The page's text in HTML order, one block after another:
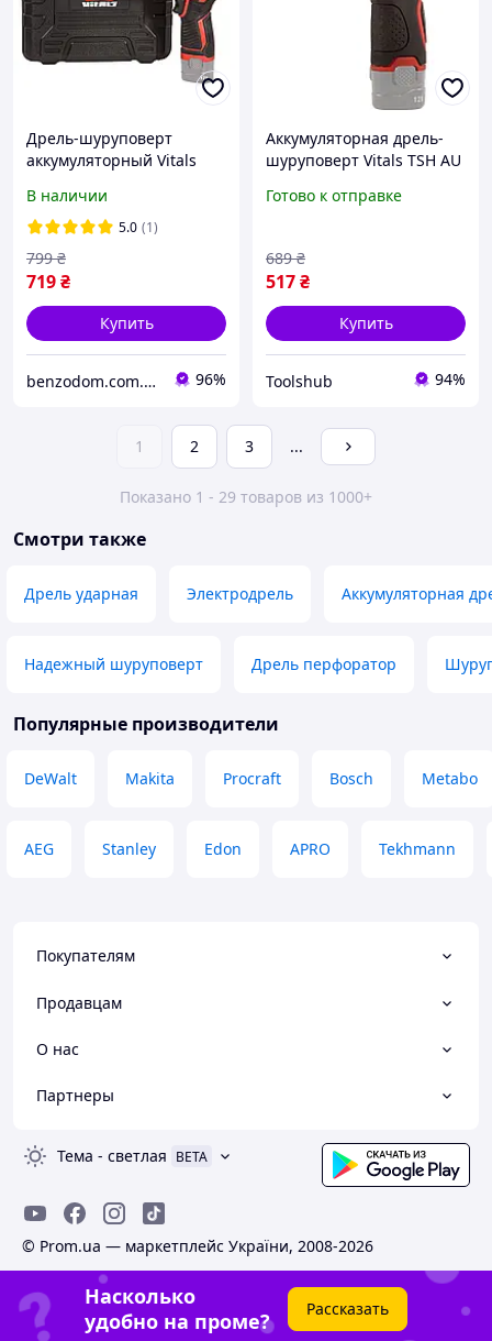
Дрель-шуруповерт
аккумуляторный Vitals
бесщеточный двигатель,
32 Нм, кейс (без АКБ и ЗУ)
В наличии
5.0 (1)
719₴
799 ₴
Купить
benzodom.com.ua 96%
Аккумуляторная дрель-
шуруповерт Vitals TSH AU
21 Нм, 2 скорости) для
Готово к отправке
517₴
689 ₴
Купить
Toolshub 94%
1 2 3 ...
Показано 1 - 29 товаров из 1000+
Смотри также
Дрель ударная Электродрель Аккумуляторная
Надежный шуруповерт Дрель перфоратор
Популярные производители
DeWalt Makita Procraft Bosch Metabo
AEG Stanley Edon APRO Tekhmann
Покупателям
Продавцам
О нас
Партнеры
Тема - светлая BETA
© Prom.ua — маркетплейс України, 2008-2026
Насколько
удобно на проме?
Рассказать